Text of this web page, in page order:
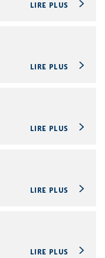
LIRE PLUS
LIRE PLUS
LIRE PLUS
LIRE PLUS
LIRE PLUS